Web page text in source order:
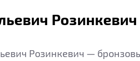
Розинкевич
Розинкевич —